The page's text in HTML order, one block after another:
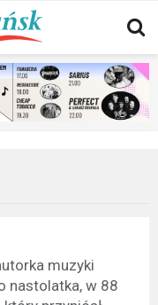
muzyki
nastolatka, w 88